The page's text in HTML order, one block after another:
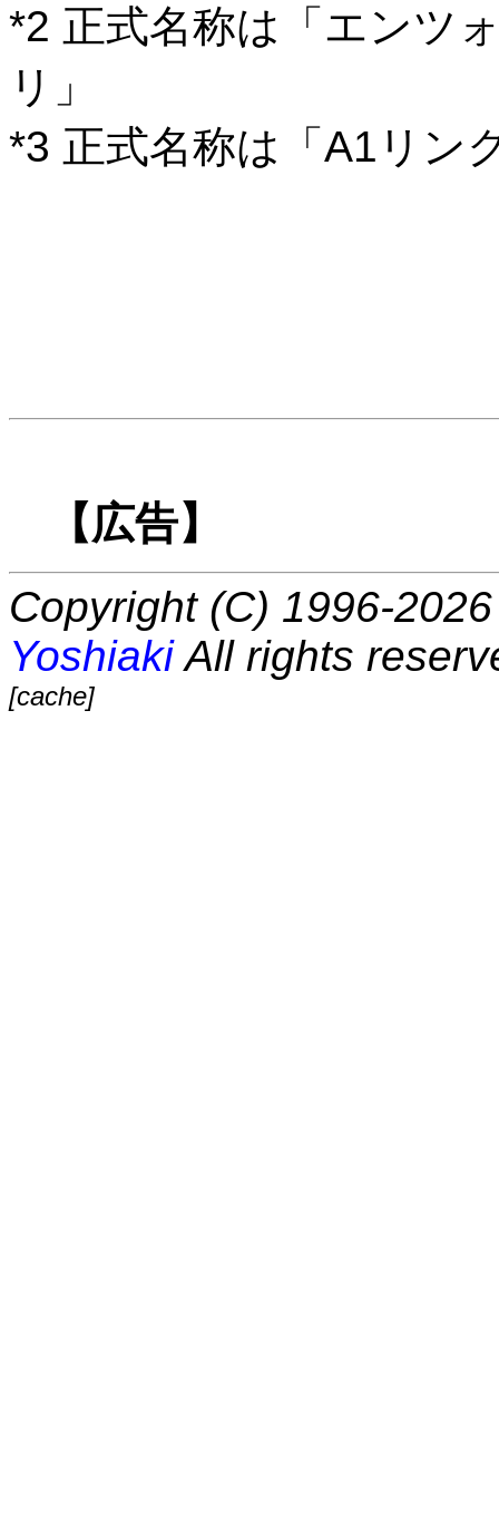
*2 正式名称は「エンツ
リ」
*3 正式名称は「A1リン
【広告】
Copyright (C) 1996-
YoshiakiAll rights
[cache]